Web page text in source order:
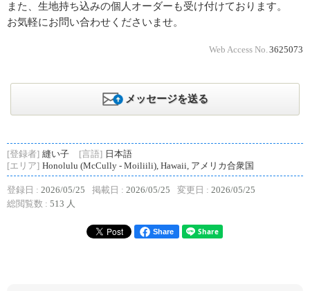
また、生地持ち込みの個人オーダーも受け付けております。
お気軽にお問い合わせくださいませ。
Web Access No. 3625073
メッセージを送る
[登録者] 縫い子 [言語] 日本語
[エリア] Honolulu (McCully - Moiliili), Hawaii, アメリカ合衆国
登録日 : 2026/05/25 掲載日 : 2026/05/25 変更日 : 2026/05/25
総閲覧数 : 513 人
Share